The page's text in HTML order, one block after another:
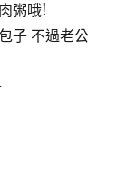
粥哦!
子 不過老公